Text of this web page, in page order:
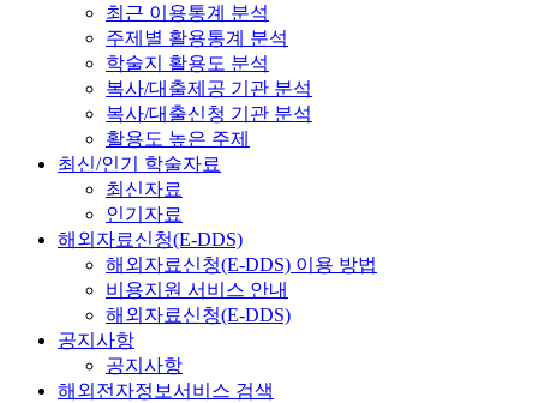
최근 이용통계 분석
주제별 활용통계 분석
학술지 활용도 분석
복사/대출제공 기관 분석
복사/대출신청 기관 분석
활용도 높은 주제
최신/인기 학술자료
최신자료
인기자료
해외자료신청(E-DDS)
해외자료신청(E-DDS) 이용 방법
비용지원 서비스 안내
해외자료신청(E-DDS)
공지사항
공지사항
해외전자정보서비스 검색